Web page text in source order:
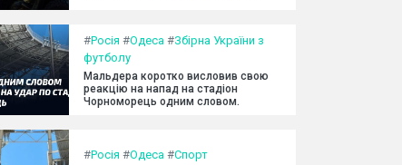
#Росія #Одеса #Збірна України з
футболу
Мальдера коротко висловив свою
реакцію на напад на стадіон
Чорноморець одним словом.
#Росія #Одеса #Спорт